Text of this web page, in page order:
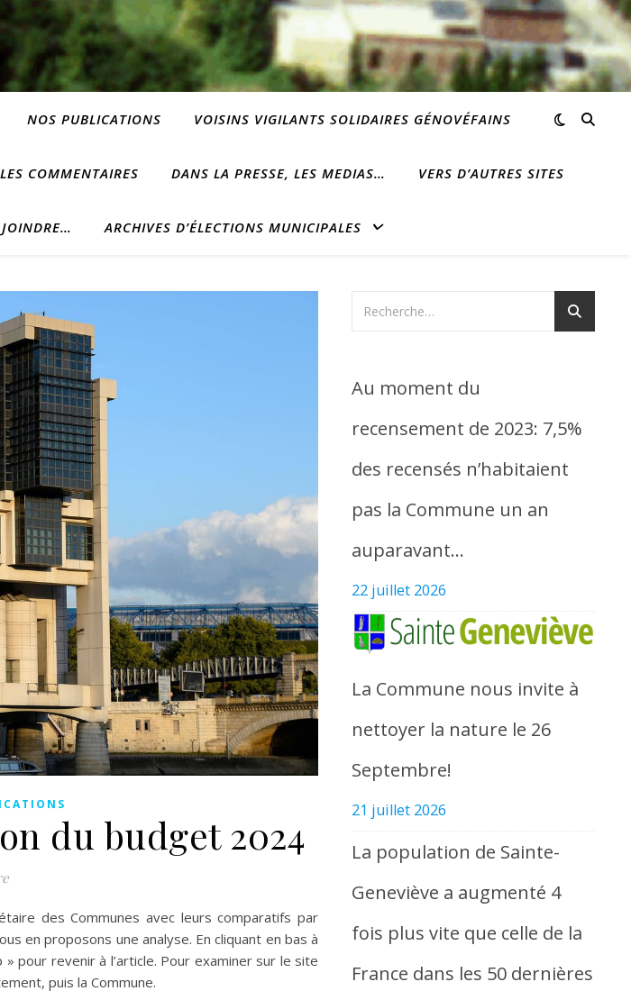
NOS PUBLICATIONS VOISINS VIGILANTS SOLIDAIRES GÉNOVÉFAINS
LES COMMENTAIRES DANS LA PRESSE, LES MEDIAS… VERS D’AUTRES SITES
ARCHIVES D’ÉLECTIONS MUNICIPALES
du budget 2024
des Communes avec leurs comparatifs par
en proposons une analyse. En cliquant en bas à
pour revenir à l’article. Pour examiner sur le site
puis la Commune.
Au moment du
recensement de 2023: 7,5%
des recensés n’habitaient
pas la Commune un an
auparavant…
22 juillet 2026
La Commune nous invite à
nettoyer la nature le 26
Septembre!
21 juillet 2026
La population de Sainte-
Geneviève a augmenté 4
fois plus vite que celle de la
France dans les 50 dernières